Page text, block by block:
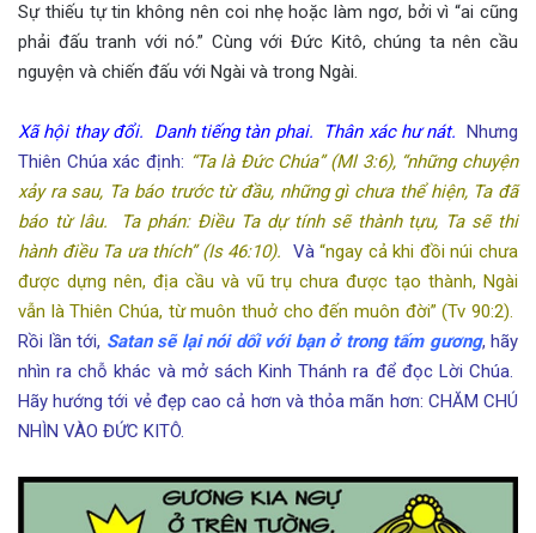
Sự thiếu tự tin không nên coi nhẹ hoặc làm ngơ, bởi vì “ai cũng
phải đấu tranh với nó.” Cùng với Đức Kitô, chúng ta nên cầu
nguyện và chiến đấu với Ngài và trong Ngài.
Xã hội thay đổi. Danh tiếng tàn phai. Thân xác hư nát. Nhưng
Thiên Chúa xác định: “Ta là Đức Chúa” (Ml 3:6), “những chuyện
xảy ra sau, Ta báo trước từ đầu, những gì chưa thể hiện, Ta đã
báo từ lâu. Ta phán: Điều Ta dự tính sẽ thành tựu, Ta sẽ thi
hành điều Ta ưa thích” (Is 46:10). Và“ngay cả khi đồi núi chưa
được dựng nên, địa cầu và vũ trụ chưa được tạo thành, Ngài
vẫn là Thiên Chúa, từ muôn thuở cho đến muôn đời” (Tv 90:2).
Rồi lần tới, Satan sẽ lại nói dối với bạn ở trong tấm gương, hãy
nhìn ra chỗ khác và mở sách Kinh Thánh ra để đọc Lời Chúa.
Hãy hướng tới vẻ đẹp cao cả hơn và thỏa mãn hơn: CHĂM CHÚ
NHÌN VÀO ĐỨC KITÔ.